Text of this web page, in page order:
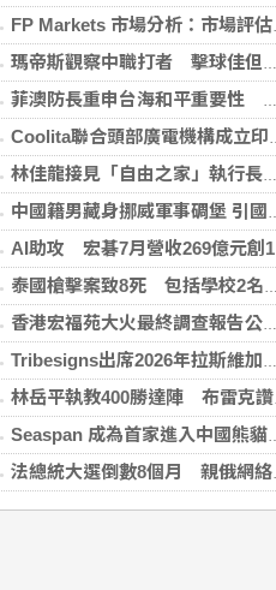
FP Markets 市場分析：市場評估下一步走勢，日圓再臨十字路口
瑪帝斯觀察中職打者 擊球佳但長打少「閃掉就好」
菲澳防長重申台海和平重要性 林佳龍表達肯定
Coolita聯合頭部廣電機構成立印尼首個FAST媒體聯盟
林佳龍接見「自由之家」執行長 盼台成印太INGO樞紐
中國籍男藏身挪威軍事碉堡 引國安疑慮遭驅逐
AI助攻 宏碁7月營收269億元創13年同期新高
泰國槍擊案致8死 包括學校2名教師3名職員
香港宏福苑大火最終調查報告公布 菸頭引燃施工雜物
Tribesigns出席2026年拉斯維加斯家具展，擴大與美國領先家居零售商的合作
林岳平執教400勝達陣 布雷克讚獲球員愛戴
Seaspan 成為首家進入中國熊貓債券市場的國際船東及營運商
法總統大選倒數8個月 親俄網絡針對3名參選人造謠